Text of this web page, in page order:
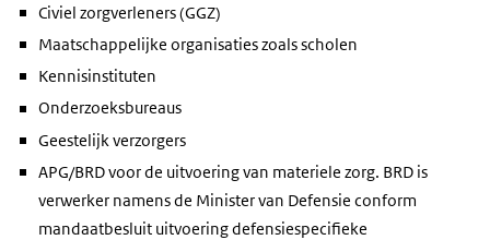
Civiel zorgverleners (GGZ)
Maatschappelijke organisaties zoals scholen
Kennisinstituten
Onderzoeksbureaus
Geestelijk verzorgers
APG/BRD voor de uitvoering van materiele zorg. BRD is
verwerker namens de Minister van Defensie conform
mandaatbesluit uitvoering defensiespecifieke